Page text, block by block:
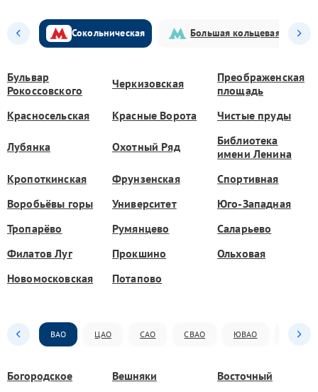
Сокольническая Большая кольцевая
Бульвар
Рокоссовского
Черкизовская
Преображенская
площадь
Красносельская
Красные Ворота Чистые пруды
Лубянка Охотный Ряд
Библиотека
имени Ленина
Кропоткинская
Фрунзенская
Спортивная
Воробьёвы горы
Университет
Юго-Западная
Тропарёво
Румянцево
Саларьево
Филатов Луг
Прокшино
Ольховая
Новомосковская
Потапово
ВАО ЦАО САО СВАО ЮВАО ЮАО
Богородское Вешняки
Восточный